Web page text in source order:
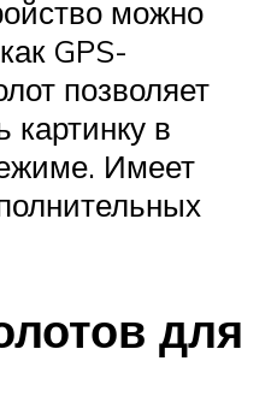
можно
GPS-
позволяет
картинку в
Имеет
для